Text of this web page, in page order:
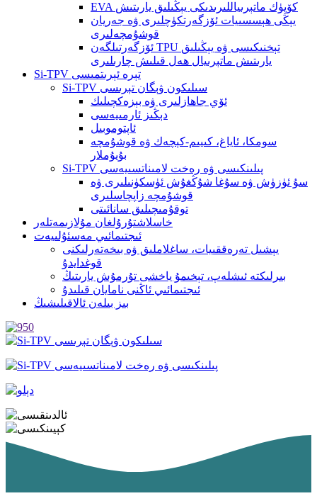
EVA كۆپۈك ماتېرىياللىرىدىكى يېڭىلىق يارىتىش
يېڭى ھېسسىيات ئۆزگەرتكۈچلىرى ۋە جەريان
قوشۇمچەلىرى
ئۆزگەرتىلگەن TPU تېخنىكىسى ۋە يېڭىلىق
يارىتىش ماتېرىيال ھەل قىلىش چارىلىرى
Si-TPV تېرە ئېرىتمىسى
Si-TPV سىلىكون ۋېگان تېرىسى
ئۆي جاھازلىرى ۋە بېزەكچىلىك
دېڭىز ئارمىيەسى
ئاپتوموبىل
سومكا، ئاياغ، كىيىم-كېچەك ۋە قوشۇمچە
بۇيۇملار
Si-TPV پىلىنكىسى ۋە رەخت لامىناتسىيەسى
سۇ ئۈزۈش ۋە سۇغا شۇڭغۇش ئۈسكۈنىلىرى ۋە
قوشۇمچە زاپچاسلىرى
توقۇمىچىلىق سانائىتى
خاسلاشتۇرۇلغان مۇلازىمەتلەر
ئىجتىمائىي مەسئۇلىيەت
يېشىل تەرەققىيات، ساغلاملىق ۋە بىخەتەرلىكنى
قوغدايدۇ
بىرلىكتە ئىشلەپ، تېخىمۇ ياخشى تۇرمۇش يارىتىڭ
ئىجتىمائىي ئاڭنى نامايان قىلىدۇ
بىز بىلەن ئالاقىلىشىڭ